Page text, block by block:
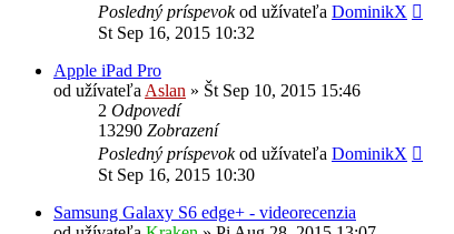
Posledný príspevokod užívateľa DominikX
St Sep 16, 2015 10:32
Apple iPad Pro
od užívateľa Aslan » Št Sep 10, 2015 15:46
2 Odpovedí
13290 Zobrazení
Posledný príspevokod užívateľa DominikX
St Sep 16, 2015 10:30
Samsung Galaxy S6 edge+ - videorecenzia